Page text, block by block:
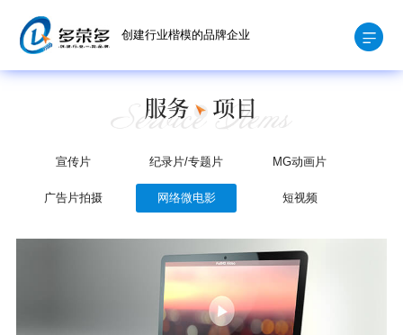
创建行业楷模的品牌企业
宣传片 纪录片/专题片 MG动画片
广告片拍摄 网络微电影 短视频